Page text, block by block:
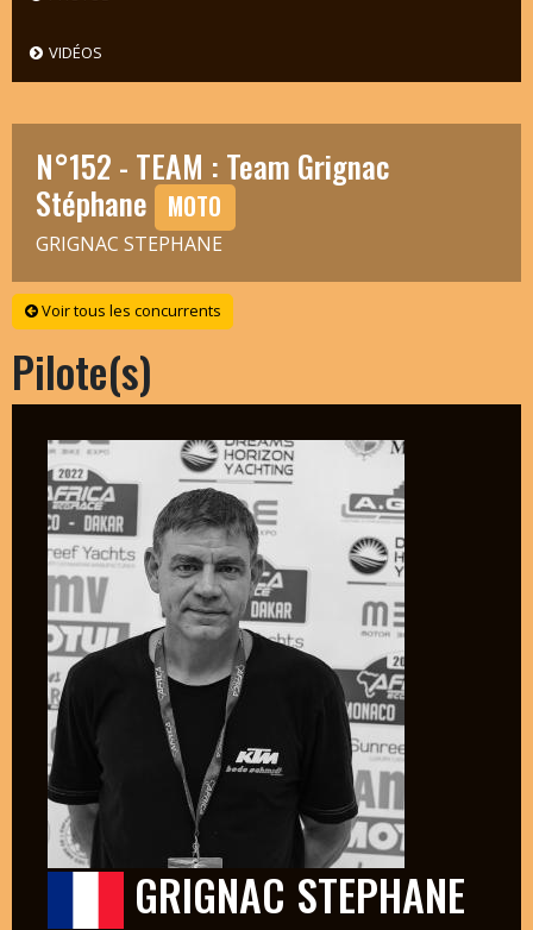
VIDÉOS
N°152 - TEAM : Team Grignac
Stéphane MOTO
GRIGNAC STEPHANE
Voir tous les concurrents
Pilote(s)
GRIGNAC STEPHANE